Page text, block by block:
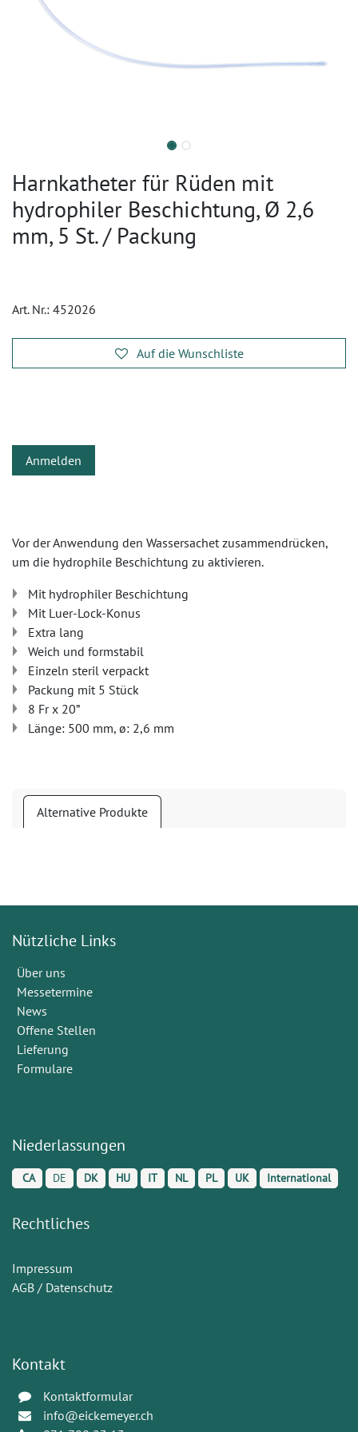
Harnkatheter für Rüden mit
hydrophiler Beschichtung, Ø 2,6
mm, 5 St. / Packung
Art. Nr.: 452026
Auf die Wunschliste
Anmelden
Vor der Anwendung den Wassersachet zusammendrücken,
um die hydrophile Beschichtung zu aktivieren.
‎Mit hydrophiler Beschichtung
Mit Luer-Lock-Konus
Extra lang
Weich und formstabil
Einzeln steril verpackt
Packung mit 5 Stück
8 Fr x 20”
Länge: 500 mm, ø: 2,6 mm
Alternative Produkte
Nützliche Links
Über uns
Messetermine
News
Offene Stellen
Lieferung
Formulare
Niederlassungen
CA DE DK HU IT NL PL UK International
Rechtliches
Impressum
AGB / Datenschutz
Kontakt
Kontaktformular
info@eickemeyer.ch